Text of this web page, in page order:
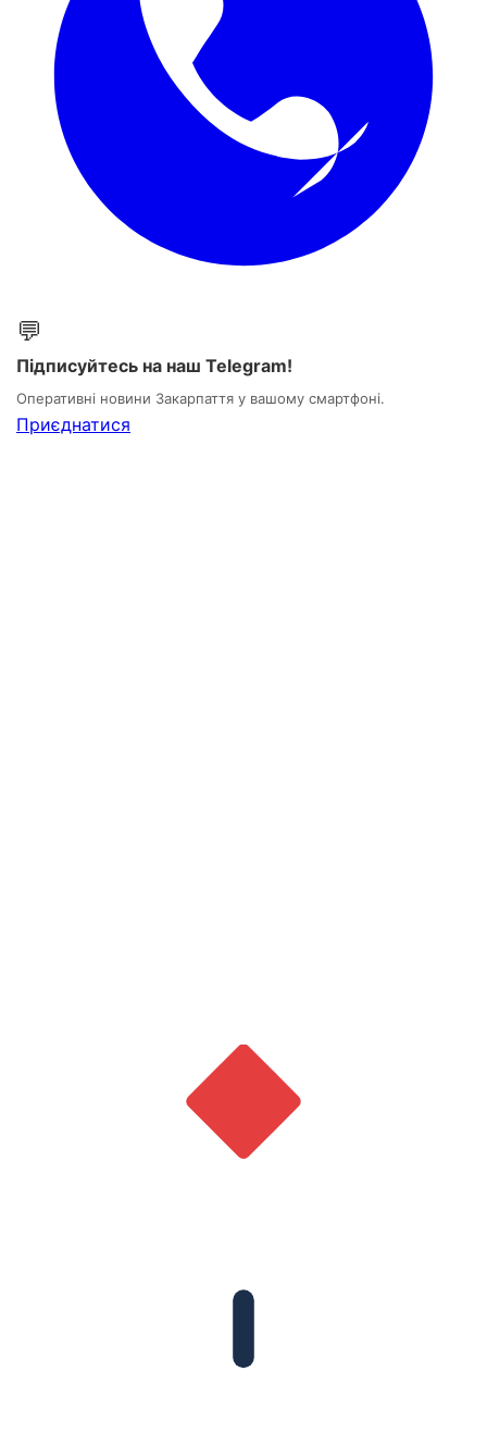
💬
Підписуйтесь на наш Telegram!
Оперативні новини Закарпаття у вашому смартфоні.
Приєднатися